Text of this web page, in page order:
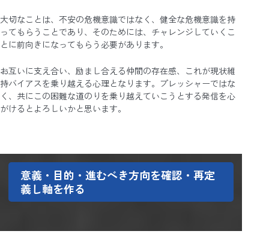
大切なことは、不安の危機意識ではなく、健全な危機意識を持
ってもらうことであり、そのためには、チャレンジしていくこ
とに前向きになってもらう必要があります。
お互いに支え合い、励まし合える仲間の存在感、これが現状維
持バイアスを乗り越える心理となります。プレッシャーではな
く、共にこの困難な道のりを乗り越えていこうとする発信を心
がけるとよろしいかと思います。
意義・目的・進むべき方向を確認・再定
義し軸を作る